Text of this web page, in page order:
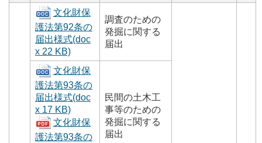
文化財保
護法第92条の
届出様式(doc
x 22 KB)
調査のための
発掘に関する
届出
文化財保
護法第93条の
届出様式(doc
x 17 KB)
文化財保
護法第93条の
民間の土木工
事等のための
発掘に関する
届出